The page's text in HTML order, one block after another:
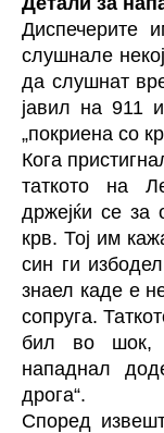
Диспечерите
слушнале
да слушнат
јавил на 911
„покриена со
Кога
таткото на
држејќи се за
крв. Тој им
син ги избодел
знаел каде е
сопруга.
бил во шок,
нападнал
дрога“.
Според